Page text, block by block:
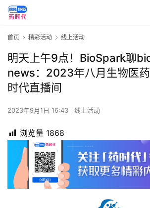
首页 精彩活动 线上活动
明天上午9点！BioSpark聊
news：2023年八月生物医
时代直播间
2023年9月1日 16:43 线上活动
浏览量 1868